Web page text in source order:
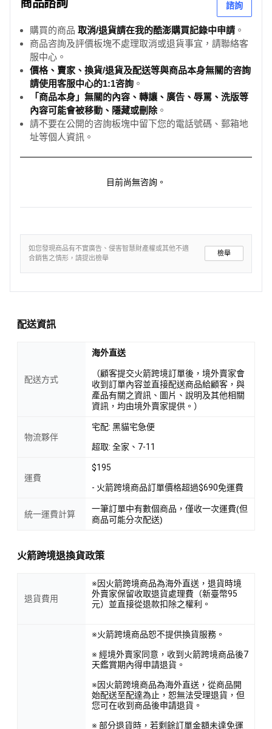
商品諮詢 諮詢
購買的商品 取消/退貨請在我的酷澎購買記錄中申請 。
商品咨詢及評價板塊不處理取消或退貨事宜，請聯絡客
服中心。
價格、賣家、換貨/退貨及配送等與商品本身無關的咨詢
請使用客服中心的1:1咨詢 。
「商品本身」無關的內容、轉讓、廣告、辱罵、洗版等
內容可能會被移動、隱藏或刪除。
請不要在公開的咨詢板塊中留下您的電話號碼、郵箱地
址等個人資訊。
目前尚無咨詢。
如您發現商品有不實廣告、侵害智慧財產權或其他不適
合銷售之情形，請提出檢舉
檢舉
配送資訊
配送方式
海外直送
（顧客提交火箭跨境訂單後，境外賣家會
收到訂單內容並直接配送商品給顧客，與
產品有關之資訊、圖片、說明及其他相關
資訊，均由境外賣家提供。）
物流夥伴
宅配: 黑貓宅急便
超取: 全家、7-11
運費
$195
- 火箭跨境商品訂單價格超過$690免運費
統一運費計算
一筆訂單中有數個商品，僅收一次運費(但
商品可能分次配送)
火箭跨境退換貨政策
退貨費用
※因火箭跨境商品為海外直送，退貨時境
外賣家保留收取退貨處理費（新臺幣95
元）並直接從退款扣除之權利。
※火箭跨境商品恕不提供換貨服務。
※ 經境外賣家同意，收到火箭跨境商品後7
天鑑賞期內得申請退貨。
※因火箭跨境商品為海外直送，從商品開
始配送至配達為止，恕無法受理退貨，但
您可在收到商品後申請退貨。
※ 部分退貨時，若剩餘訂單金額未達免運